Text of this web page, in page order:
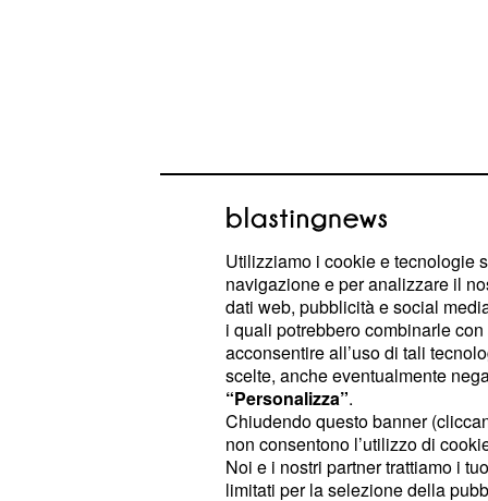
Per Sgarbi Di Maio è
contraddizione
La seguita trasmissione di
perciò, lo scenario ideale per
i propri toni dissacratori, anche
vena satirico-polemica come i
Utilizziamo i cookie e tecnologie
navigazione e per analizzare il
dati web, pubblicità e social
i quali potrebbero combinarle
acconsentire all’uso di tali
scelte, anche eventualmente
“Personalizza”.
Chiudendo questo banner
non consentono l’utilizzo di
Noi e i nostri partner trattiamo i
limitati per la selezione della